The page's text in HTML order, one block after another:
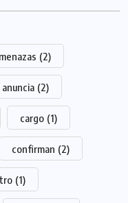
(2)
anuncia (2)
cargo (1)
confirman (2)
(1)